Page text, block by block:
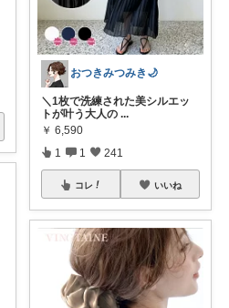
おつきみつみき🌙
＼1枚で洗練された美シルエッ
トが叶う大人の ...
￥ 6,590
1 1 241
コレ いいね